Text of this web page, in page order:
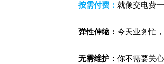
按需付费：就像交电费
弹性伸缩：今天业务忙
无需维护：你不需要关